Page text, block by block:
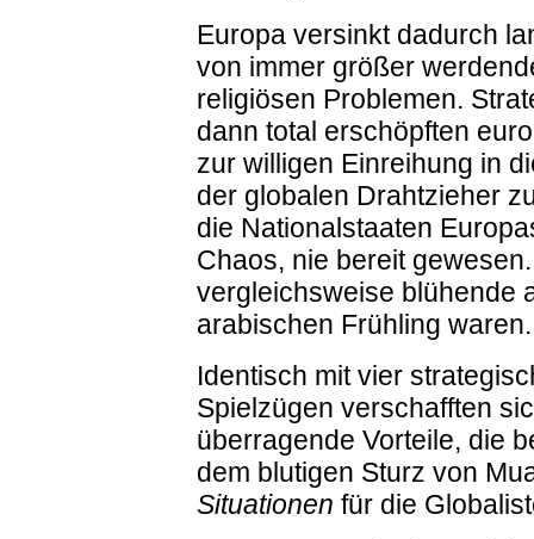
Europa versinkt dadurch
von immer größer
religiösen Problemen.
dann total erschöpften
zur willigen Einreihung in
der globalen Drahtzieher
die Nationalstaaten
Chaos, nie bereit
vergleichsweise blühende
arabischen Frühling waren.
Identisch mit vier
Spielzügen verschafften
überragende Vorteile, die
dem blutigen Sturz von
Situationen für die